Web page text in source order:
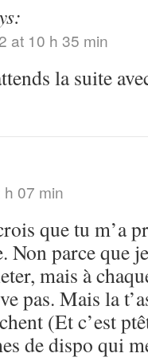
at 10 h 35 min
la suite
07 min
que tu m’a
Non parce que
mais à
pas. Mais la
(Et c’est
de dispo qui